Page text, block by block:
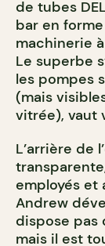
de tubes
bar en forme
machinerie
Le superbe
les pompes
(mais
vitrée), vaut
L’arrière de
employés et
Andrew
dispose pas
mais il est